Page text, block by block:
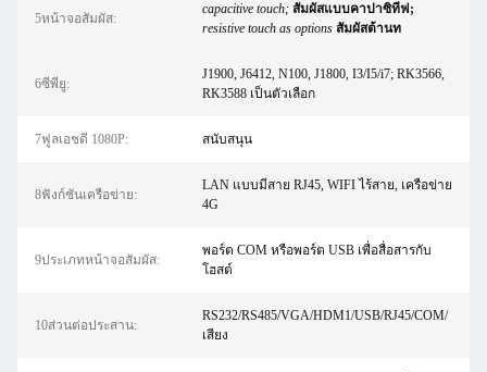
5หน้าจอสัมผัส:
capacitive touch; สัมผัสแบบคาปาซิทีฟ;
resistive touch as options สัมผัสต้านท
6ซีพียู:
J1900, J6412, N100, J1800, I3/I5/i7; RK3566,
RK3588 เป็นตัวเลือก
7ฟูลเอชดี 1080P: สนับสนุน
8ฟังก์ชันเครือข่าย:
LAN แบบมีสาย RJ45, WIFI ไร้สาย, เครือข่าย
4G
9ประเภทหน้าจอสัมผัส:
พอร์ต COM หรือพอร์ต USB เพื่อสื่อสารกับ
โฮสต์
10ส่วนต่อประสาน:
RS232/RS485/VGA/HDM1/USB/RJ45/COM/
เสียง